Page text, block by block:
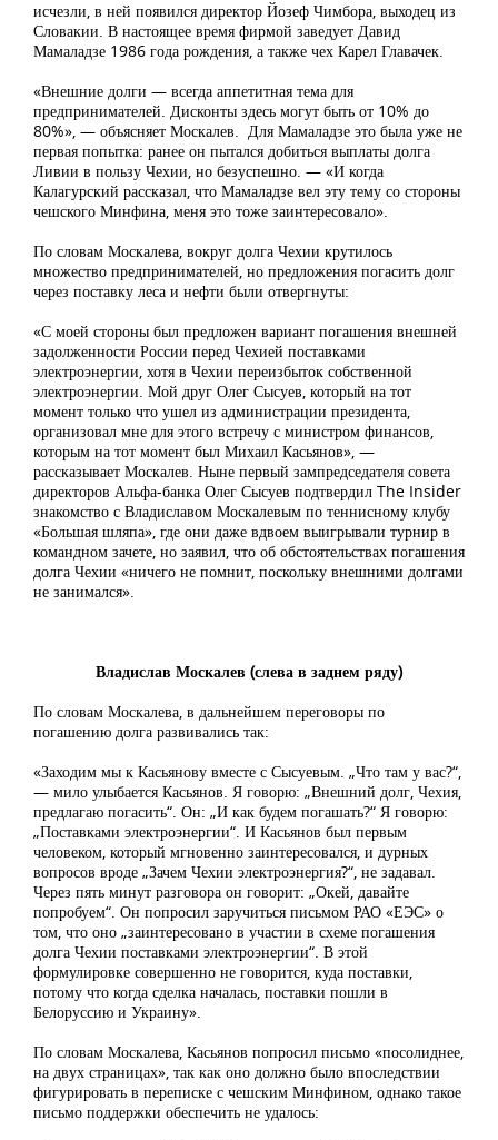
исчезли, в ней появился директор Йозеф Чимбора, выходец из
Словакии. В настоящее время фирмой заведует Давид
Мамаладзе 1986 года рождения, а также чех Карел Главачек.
«Внешние долги — всегда аппетитная тема для
предпринимателей. Дисконты здесь могут быть от 10% до
80%», — объясняет Москалев. Для Мамаладзе это была уже не
первая попытка: ранее он пытался добиться выплаты долга
Ливии в пользу Чехии, но безуспешно. — «И когда
Калагурский рассказал, что Мамаладзе вел эту тему со стороны
чешского Минфина, меня это тоже заинтересовало».
По словам Москалева, вокруг долга Чехии крутилось
множество предпринимателей, но предложения погасить долг
через поставку леса и нефти были отвергнуты:
«С моей стороны был предложен вариант погашения внешней
задолженности России перед Чехией поставками
электроэнергии, хотя в Чехии переизбыток собственной
электроэнергии. Мой друг Олег Сысуев, который на тот
момент только что ушел из администрации президента,
организовал мне для этого встречу с министром финансов,
которым на тот момент был Михаил Касьянов», —
рассказывает Москалев. Ныне первый зампредседателя совета
директоров Альфа-банка Олег Сысуев подтвердил The Insider
знакомство с Владиславом Москалевым по теннисному клубу
«Большая шляпа», где они даже вдвоем выигрывали турнир в
командном зачете, но заявил, что об обстоятельствах погашения
долга Чехии «ничего не помнит, поскольку внешними долгами
не занимался».
Владислав Москалев (слева в заднем ряду)
По словам Москалева, в дальнейшем переговоры по
погашению долга развивались так:
«Заходим мы к Касьянову вместе с Сысуевым. „Что там у вас?“,
— мило улыбается Касьянов. Я говорю: „Внешний долг, Чехия,
предлагаю погасить“. Он: „И как будем погашать?“ Я говорю:
„Поставками электроэнергии“. И Касьянов был первым
человеком, который мгновенно заинтересовался, и дурных
вопросов вроде „Зачем Чехии электроэнергия?“, не задавал.
Через пять минут разговора он говорит: „Окей, давайте
попробуем“. Он попросил заручиться письмом РАО «ЕЭС» о
том, что оно „заинтересовано в участии в схеме погашения
долга Чехии поставками электроэнергии“. В этой
формулировке совершенно не говорится, куда поставки,
потому что когда сделка началась, поставки пошли в
Белоруссию и Украину».
По словам Москалева, Касьянов попросил письмо «посолиднее,
на двух страницах», так как оно должно было впоследствии
фигурировать в переписке с чешским Минфином, однако такое
письмо поддержки обеспечить не удалось: